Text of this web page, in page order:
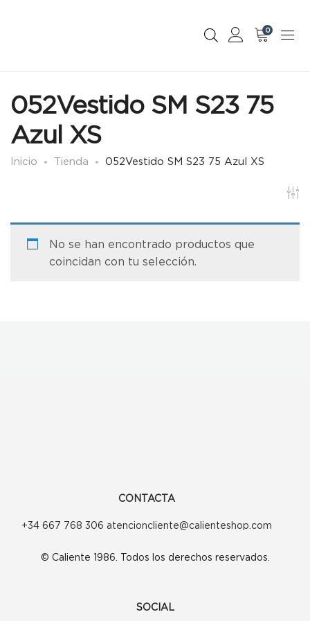
0
052Vestido SM S23 75
Azul XS
Inicio Tienda 052Vestido SM S23 75 Azul XS
No se han encontrado productos que
coincidan con tu selección.
CONTACTA
+34 667 768 306 atencioncliente@calienteshop.com
© Caliente 1986. Todos los derechos reservados.
SOCIAL